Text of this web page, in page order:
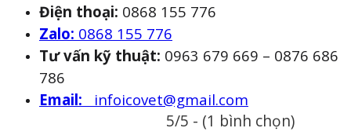
Điện thoại: 0868 155 776
Zalo: 0868 155 776
Tư vấn kỹ thuật: 0963 679 669 – 0876 686
786
Email:
infoicovet@gmail.com
5/5 - (1 bình chọn)